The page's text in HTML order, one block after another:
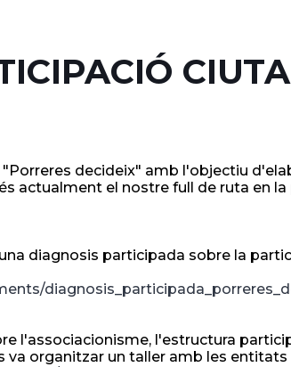
decideix" amb l'objectiu
actualment el nostre full de ruta en
diagnosis participada sobre la
l'associacionisme, l'estructura
organitzar un taller amb les